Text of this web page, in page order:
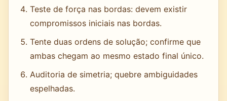
Teste de força nas bordas: devem existir
compromissos iniciais nas bordas.
Tente duas ordens de solução; confirme que
ambas chegam ao mesmo estado final único.
Auditoria de simetria; quebre ambiguidades
espelhadas.